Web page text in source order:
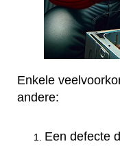
Enkele
andere:
Een defecte